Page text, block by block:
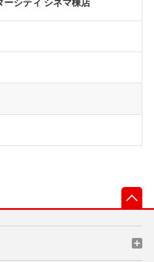
シティ シネマ棟店